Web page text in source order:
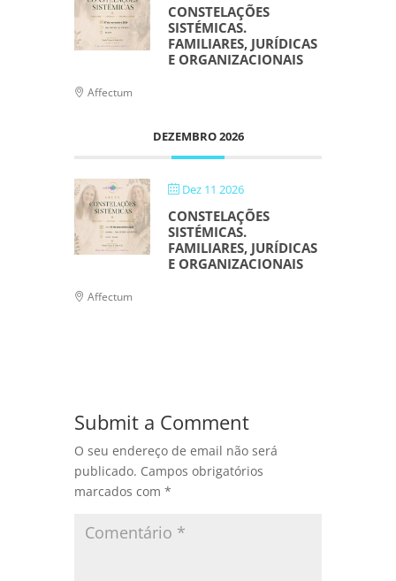
CONSTELAÇÕES
SISTÉMICAS.
FAMILIARES, JURÍDICAS
E ORGANIZACIONAIS
Affectum
DEZEMBRO 2026
Dez 11 2026
CONSTELAÇÕES
SISTÉMICAS.
FAMILIARES, JURÍDICAS
E ORGANIZACIONAIS
Affectum
Submit a Comment
O seu endereço de email não será
publicado. Campos obrigatórios
marcados com *